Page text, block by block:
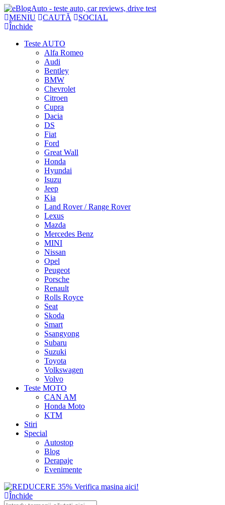
MENIU CAUTĂ
SOCIAL
Închide
Teste AUTO
Alfa Romeo
Audi
Bentley
BMW
Chevrolet
Citroen
Cupra
Dacia
DS
Fiat
Ford
Great Wall
Honda
Hyundai
Isuzu
Jeep
Kia
Land Rover / Range Rover
Lexus
Mazda
Mercedes Benz
MINI
Nissan
Opel
Peugeot
Porsche
Renault
Rolls Royce
Seat
Skoda
Smart
Ssangyong
Subaru
Suzuki
Toyota
Volkswagen
Volvo
Teste MOTO
CAN AM
Honda Moto
KTM
Stiri
Special
Autostop
Blog
Derapaje
Evenimente
Închide